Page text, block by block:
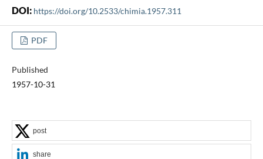
DOI: https://doi.org/10.2533/chimia.1957.311
PDF
Published
1957-10-31
post
share